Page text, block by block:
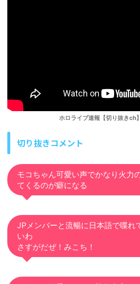
ホロライブ速報【切り抜きch】
切り抜きコメント
モコちゃん可愛い声でかなり火力
てくるのが癖になる
JPメンバーと流暢に日本語で喋れ
いわ
さすがだぜ！みこち！